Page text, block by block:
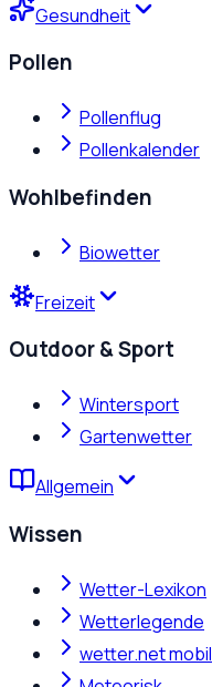
Gesundheit
Pollen
Pollenflug
Pollenkalender
Wohlbefinden
Biowetter
Freizeit
Outdoor & Sport
Wintersport
Gartenwetter
Allgemein
Wissen
Wetter-Lexikon
Wetterlegende
wetter.net mobil